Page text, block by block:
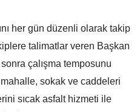
her gün düzenli olarak takip
talimatlar veren Başkan
çalışma temposunu
sokak ve caddeleri
sıcak asfalt hizmeti ile